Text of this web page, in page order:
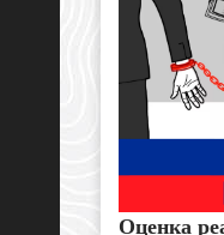
Оценка